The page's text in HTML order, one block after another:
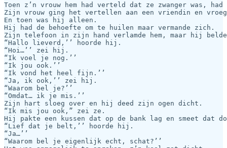
Toen z’n vrouw hem had verteld dat ze zwanger was,
Zijn vrouw ging het vertellen aan een vriendin en
En toen was hij alleen.
Hij had de behoefte om te huilen maar vermande zich.
Zijn telefoon in zijn hand verlamde hem, maar hij
“Hallo lieverd,’’ hoorde hij.
“Hoi…’’ zei hij.
“Ik voel je nog.’’
“Ik jou ook.’’
“Ik vond het heel fijn.’’
“Ja, ik ook,’’ zei hij.
“Waarom bel je?’’
“Omdat… ik je mis.’’
Zijn hart sloeg over en hij deed zijn ogen dicht.
“Ik mis jou ook,” zei ze.
Hij pakte een kussen dat op de bank lag en smeet dat
“Lief dat je belt,’’ hoorde hij.
“Ja…’’
“Waarom bel je eigenlijk echt, schat?’’